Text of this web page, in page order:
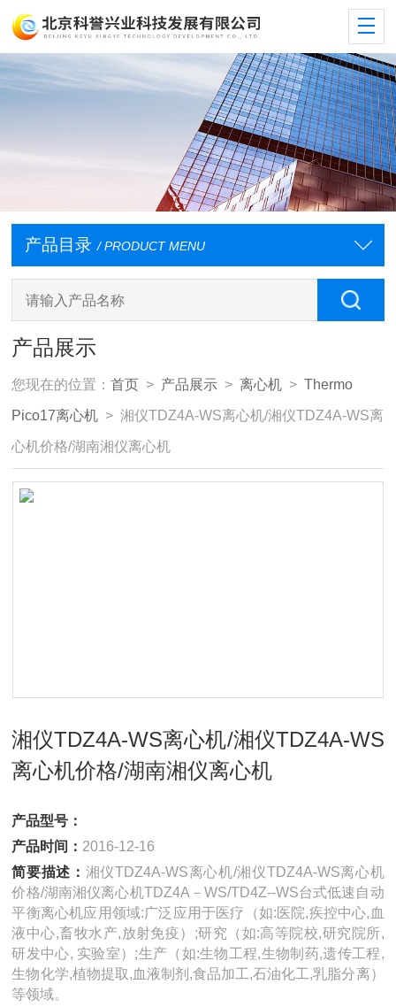
产品目录 / PRODUCT MENU
产品展示
您现在的位置：首页 > 产品展示 >离心机 >Thermo
Pico17离心机 > 湘仪TDZ4A-WS离心机/湘仪TDZ4A-WS离
心机价格/湖南湘仪离心机
湘仪TDZ4A-WS离心机/湘仪TDZ4A-WS
离心机价格/湖南湘仪离心机
产品型号：
产品时间： 2016-12-16
简要描述： 湘仪TDZ4A-WS离心机/湘仪TDZ4A-WS离心机
价格/湖南湘仪离心机TDZ4A－WS/TD4Z--WS台式低速自动
平衡离心机应用领域:广泛应用于医疗（如:医院,疾控中心,血
液中心,畜牧水产,放射免疫）;研究（如:高等院校,研究院所,
研发中心, 实验室）;生产（如:生物工程,生物制药,遗传工程,
生物化学,植物提取,血液制剂,食品加工,石油化工,乳脂分离）
等领域。